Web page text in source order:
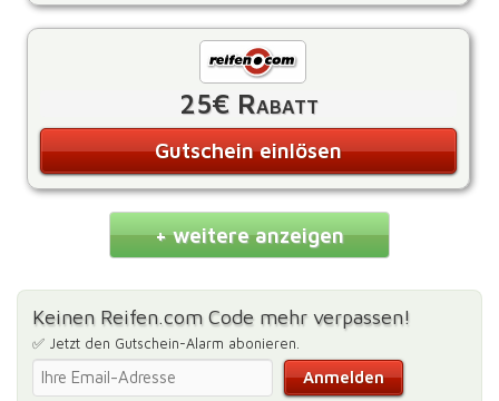
25€ Rabatt
Gutschein einlösen
+ weitere anzeigen
Keinen Reifen.com Code mehr verpassen!
✅ Jetzt den Gutschein-Alarm abonieren.